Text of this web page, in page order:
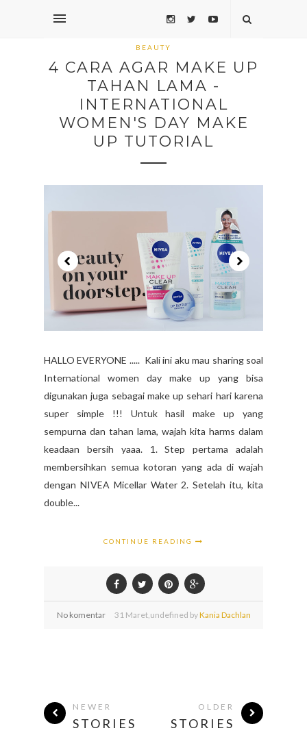
BEAUTY
4 CARA AGAR MAKE UP
TAHAN LAMA -
INTERNATIONAL
WOMEN'S DAY MAKE
UP TUTORIAL
HALLO EVERYONE ..... Kali ini aku mau sharing soal
International women day make up yang bisa
digunakan juga sebagai make up sehari hari karena
super simple !!! Untuk hasil make up yang
sempurna dan tahan lama, wajah kita harms dalam
keadaan bersih yaaa. 1. Step pertama adalah
membersihkan semua kotoran yang ada di wajah
dengan NIVEA Micellar Water 2. Setelah itu, kita
double...
CONTINUE READING
No komentar 31 Maret,undefined byKania Dachlan
NEWER
STORIES
OLDER
STORIES